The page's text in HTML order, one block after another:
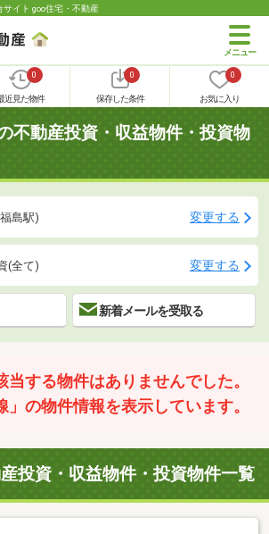
サイト goo住宅・不動産
0
近見た物件
0
保存した条件
0
お気に入り
不動産投資・収益物件・投資物
島駅) 変更する
(全て) 変更する
新着メールを受取る
当する物件はありませんでした。
」の物件情報を表示しています。
投資・収益物件・投資物件一覧